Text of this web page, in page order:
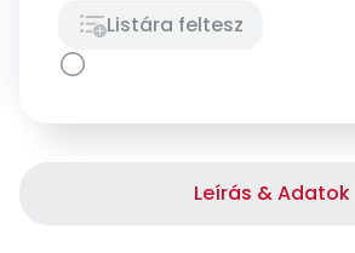
Listára feltesz
Leírás & Adatok